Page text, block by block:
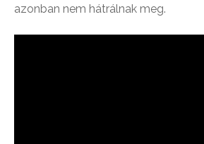
azonban nem hátrálnak meg.